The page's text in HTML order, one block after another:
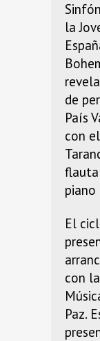
la
de
País
con
flauta
piano
El
con
Paz.